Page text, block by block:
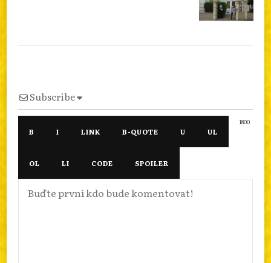
Subscribe
1800